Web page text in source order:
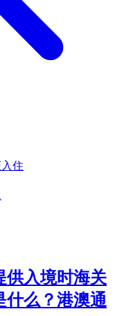
入住
供入境时海关
什么？港澳通